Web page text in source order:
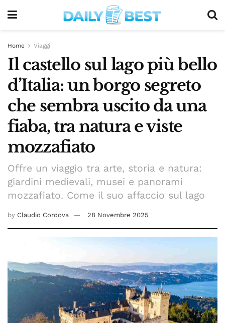
Home Viaggi
Il castello sul lago più bello
d’Italia: un borgo segreto
che sembra uscito da una
fiaba, tra natura e viste
mozzafiato
Offre un viaggio tra arte, storia e natura:
giardini medievali, musei e panorami
mozzafiato. Come il suo affaccio sul lago
by Claudio Cordova 28 Novembre 2025